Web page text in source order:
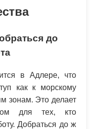
до
в Адлере, что
как к морскому
зонам. Это делает
для тех, кто
Добраться до ж